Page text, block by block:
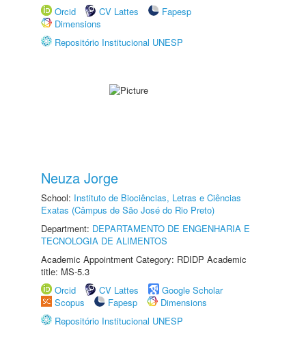
Orcid
CV Lattes
Fapesp
Dimensions
Repositório Institucional UNESP
Neuza Jorge
School: Instituto de Biociências, Letras e Ciências
Exatas (Câmpus de São José do Rio Preto)
Department: DEPARTAMENTO DE ENGENHARIA E
TECNOLOGIA DE ALIMENTOS
Academic Appointment Category: RDIDP Academic
title: MS-5.3
Orcid
CV Lattes
Google Scholar
Scopus
Fapesp
Dimensions
Repositório Institucional UNESP